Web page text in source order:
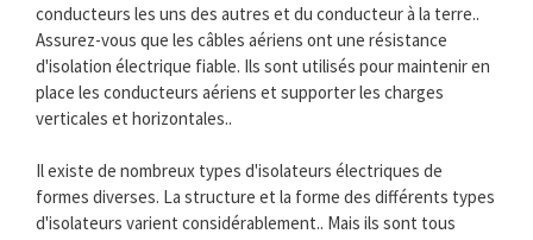
conducteurs les uns des autres et du conducteur à la terre..
Assurez-vous que les câbles aériens ont une résistance
d'isolation électrique fiable. Ils sont utilisés pour maintenir en
place les conducteurs aériens et supporter les charges
verticales et horizontales..
Il existe de nombreux types d'isolateurs électriques de
formes diverses. La structure et la forme des différents types
d'isolateurs varient considérablement.. Mais ils sont tous